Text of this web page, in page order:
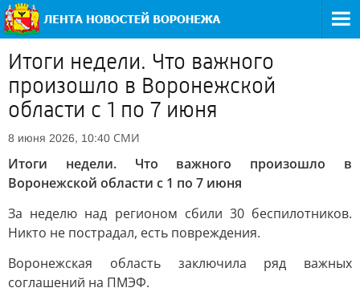
Итоги недели. Что важного
произошло в Воронежской
области с 1 по 7 июня
8 июня 2026, 10:40 СМИ
Итоги недели. Что важного произошло в
Воронежской области с 1 по 7 июня
За неделю над регионом сбили 30 беспилотников.
Никто не пострадал, есть повреждения.
Воронежская область заключила ряд важных
соглашений на ПМЭФ.